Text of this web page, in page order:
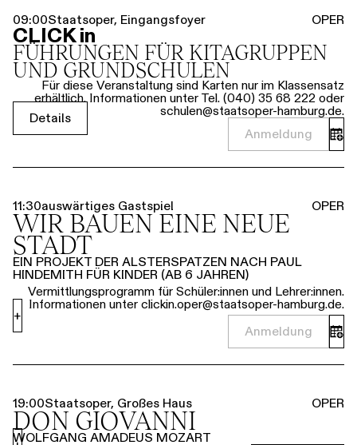
09:00Staatsoper, Eingangsfoyer OPER
CLICK in
FÜHRUNGEN FÜR KITA­GRUPPEN
UND GRUND­SCHULEN
Für diese Veranstaltung sind Karten nur im Klassensatz
erhältlich. Informationen unter Tel. (040) 35 68 222 oder
schulen@staatsoper-hamburg.de.
Anmeldung
Details
11:30auswärtiges Gastspiel OPER
WIR BAUEN EINE NEUE
STADT
EIN PROJEKT DER ALSTERSPATZEN NACH PAUL
HINDEMITH FÜR KINDER (AB 6 JAHREN)
Vermittlungsprogramm für Schüler:innen und Lehrer:innen.
Informationen unter clickin.oper@staatsoper-hamburg.de.
Anmeldung
+
19:00Staatsoper, Großes Haus OPER
DON GIOVANNI
WOLFGANG AMADEUS MOZART